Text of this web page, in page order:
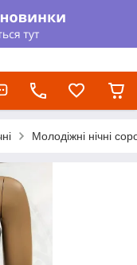
Молодіжні нічні